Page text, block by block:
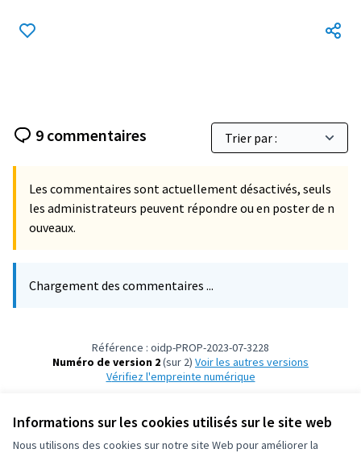
Informations sur les cookies utilisés sur le site web
Nous utilisons des cookies sur notre site Web pour améliorer la
9 commentaires
Les commentaires sont actuellement désactivés, seuls
les administrateurs peuvent répondre ou en poster de n
ouveaux.
Chargement des commentaires ...
Référence : oidp-PROP-2023-07-3228
Numéro de version 2(sur 2)
voir les autres versions
Vérifiez l'empreinte numérique
Conditions d'utilisation
Paramètres des cookies